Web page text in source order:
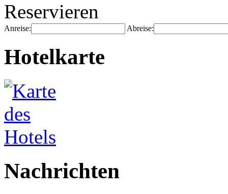
Reservieren
Anreise: Abreise:
Hotelkarte
Nachrichten